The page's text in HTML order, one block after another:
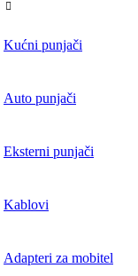
Kućni punjači
Auto punjači
Eksterni punjači
Kablovi
Adapteri za mobitel